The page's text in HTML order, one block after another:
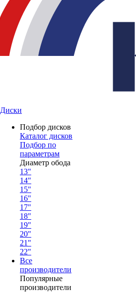
Диски
Подбор дисков
Каталог дисков
Подбор по
параметрам
Диаметр обода
13"
14"
15"
16"
17"
18"
19"
20"
21"
22"
Все
производители
Популярные
производители